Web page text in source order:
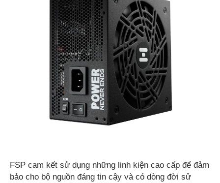
FSP cam kết sử dụng những linh kiện cao cấp để đảm
bảo cho bộ nguồn đáng tin cậy và có dòng đời sử